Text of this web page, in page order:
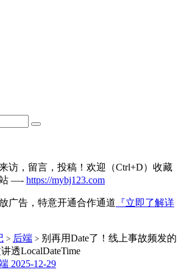
访，留言，投稿！欢迎（Ctrl+D）收藏
—- https://mybj123.com
广告，特意开通合作通道 『立即了解详
> 后端 > 别再用Date了！线上事故频发的
透LocalDateTime
2025-12-29